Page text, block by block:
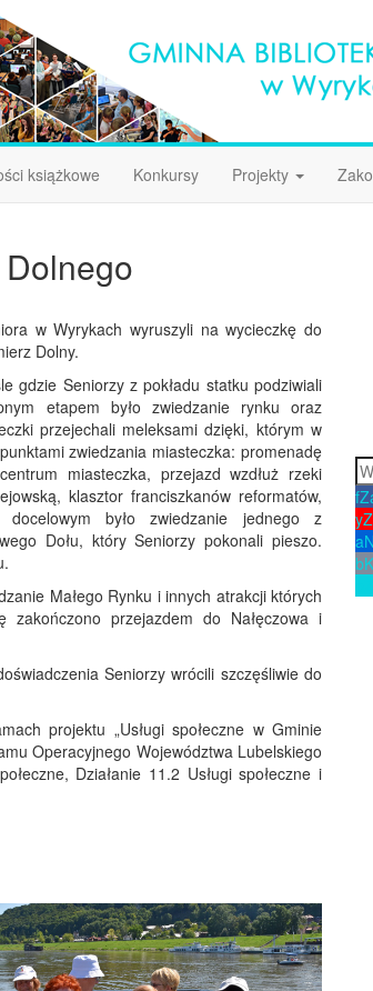
książkowe Konkursy Projekty
w Wyrykach wyruszyli na wycieczkę do
Dolny.
gdzie Seniorzy z pokładu statku podziwiali
etapem było zwiedzanie rynku oraz
przejechali meleksami dzięki, którym w
zwiedzania miasteczka: promenadę
miasteczka, przejazd wzdłuż rzeki
klasztor franciszkanów reformatów,
było zwiedzanie jednego z
Dołu, który Seniorzy pokonali pieszo.
Małego Rynku i innych atrakcji których
zakończono przejazdem do Nałęczowa i
Seniorzy wrócili szczęśliwie do
projektu „Usługi społeczne w Gminie
Operacyjnego Województwa Lubelskiego
Działanie 11.2 Usługi społeczne i
f
y
a
b